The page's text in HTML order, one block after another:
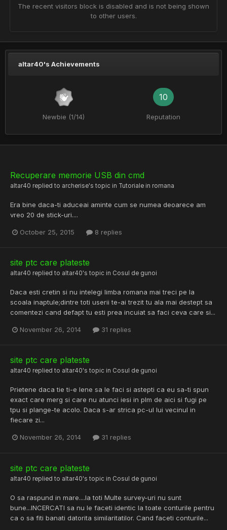
The recent visitors block is disabled and is not being shown
to other users.
altar40's Achievements
Newbie (1/14)
10
Reputation
Recuperare memorie USB din cmd
altar40 replied to archerise's topic in Tutoriale in romana
Era bine daca-ti aduceai aminte cum se numea deoarece am
vreo 20 de stick-uri....
October 25, 2015 8 replies
site ptc care plateste
altar40 replied to altar40's topic in Cosul de gunoi
Daca esti cretin si nu intelegi limba romana mai treci pe la
scoala inaptule;dintre toti userii te-ai trezit tu ala mai destept sa
comentezi cand defapt tu esti prea incuiat sa faci ceva care si...
November 26, 2014 31 replies
site ptc care plateste
altar40 replied to altar40's topic in Cosul de gunoi
Prietene daca tie ti-e lene sa le faci si astepti ca eu sa-ti spun
exact care merg si care nu atunci iesi in plm de aici si fugi pe
tpu si plange-te acolo. Daca s-ar strica pc-ul lui vecinul in
fiecare zi...
November 26, 2014 31 replies
site ptc care plateste
altar40 replied to altar40's topic in Cosul de gunoi
O sa raspund in mare....la toti Multe survey-uri nu sunt
bune...INCERCATI sa nu le faceti identic la toate conturile pentru
ca o sa fiti banati datorita similaritatilor. Cand faceti conturile...